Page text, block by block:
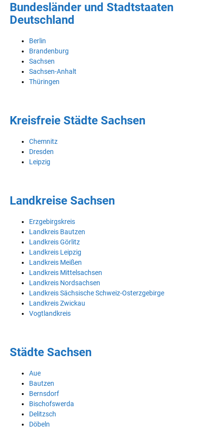
Bundesländer und Stadtstaaten
Deutschland
Berlin
Brandenburg
Sachsen
Sachsen-Anhalt
Thüringen
Kreisfreie Städte Sachsen
Chemnitz
Dresden
Leipzig
Landkreise Sachsen
Erzgebirgskreis
Landkreis Bautzen
Landkreis Görlitz
Landkreis Leipzig
Landkreis Meißen
Landkreis Mittelsachsen
Landkreis Nordsachsen
Landkreis Sächsische Schweiz-Osterzgebirge
Landkreis Zwickau
Vogtlandkreis
Städte Sachsen
Aue
Bautzen
Bernsdorf
Bischofswerda
Delitzsch
Döbeln